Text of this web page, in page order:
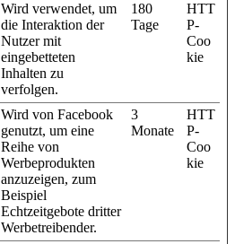
Wird verwendet, um
die Interaktion der
Nutzer mit
eingebetteten
Inhalten zu
verfolgen.
180
Tage
HTT
P-
Coo
kie
Wird von Facebook
genutzt, um eine
Reihe von
Werbeprodukten
anzuzeigen, zum
Beispiel
Echtzeitgebote dritter
Werbetreibender.
3
Monate
HTT
P-
Coo
kie